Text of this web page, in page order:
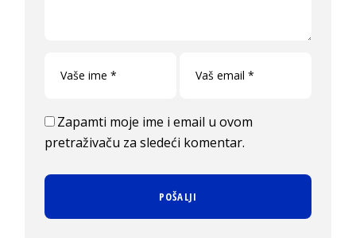
Zapamti moje ime i email u ovom
pretraživaču za sledeći komentar.